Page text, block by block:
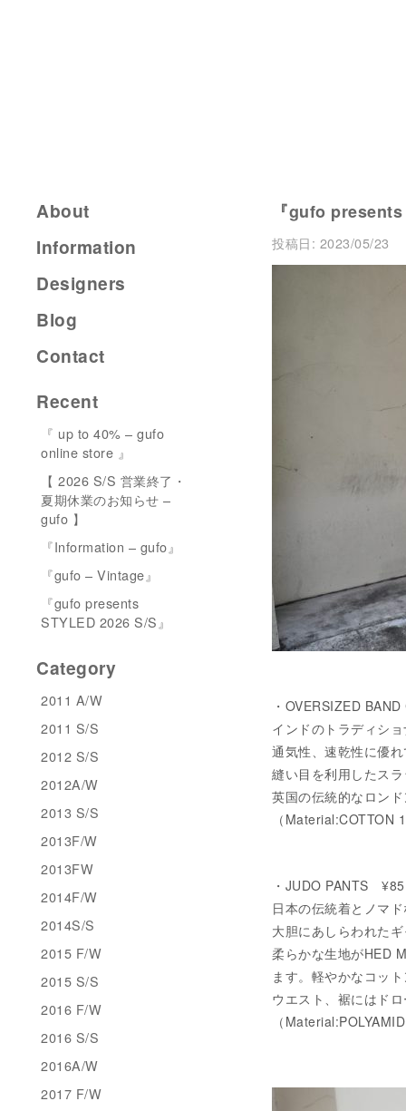
『gufo
投稿日: 2023/05/23
・OVERSIZED
インドのトラディシ
通気性、速乾性に優
縫い目を利用したス
英国の伝統的なロン
（Material:COTTON
・JUDO PANTS
日本の伝統着とノマ
大胆にあしらわれた
柔らかな生地がHED
ます。軽やかなコッ
ウエスト、裾にはド
（
About
Information
Designers
Blog
Contact
Recent
『 up to 40% – gufo
online store 』
【 2026 S/S 営業終了・
夏期休業のお知らせ –
gufo 】
『Information – gufo』
『gufo – Vintage』
『gufo presents
STYLED 2026 S/S』
Category
2011 A/W
2011 S/S
2012 S/S
2012A/W
2013 S/S
2013F/W
2013FW
2014F/W
2014S/S
2015 F/W
2015 S/S
2016 F/W
2016 S/S
2016A/W
2017 F/W